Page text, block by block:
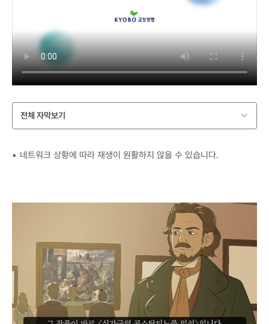
전체 자막보기
네트워크 상황에 따라 재생이 원활하지 않을 수 있습니다.